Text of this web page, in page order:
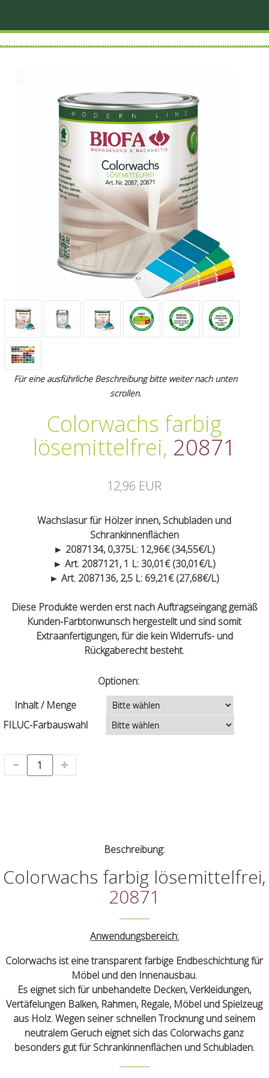
Für eine ausführliche Beschreibung bitte weiter nach unten
scrollen.
Colorwachs farbig
lösemittelfrei, 20871
12,96 EUR
Wachslasur für Hölzer innen, Schubladen und
Schrankinnenflächen
► 2087134, 0,375L: 12,96€ (34,55€/L)
► Art. 2087121, 1 L: 30,01€ (30,01€/L)
► Art. 2087136, 2,5 L: 69,21€ (27,68€/L)
Diese Produkte werden erst nach Auftragseingang gemäß
Kunden-Farbtonwunsch hergestellt und sind somit
Extraanfertigungen, für die kein Widerrufs- und
Rückgaberecht besteht.
Optionen:
Inhalt / Menge
FILUC-Farbauswahl
Beschreibung:
Colorwachs farbig lösemittelfrei,
20871
Anwendungsbereich:
Colorwachs ist eine transparent farbige Endbeschichtung für
Möbel und den Innenausbau.
Es eignet sich für unbehandelte Decken, Verkleidungen,
Vertäfelungen Balken, Rahmen, Regale, Möbel und Spielzeug
aus Holz. Wegen seiner schnellen Trocknung und seinem
neutralem Geruch eignet sich das Colorwachs ganz
besonders gut für Schrankinnenflächen und Schubladen.